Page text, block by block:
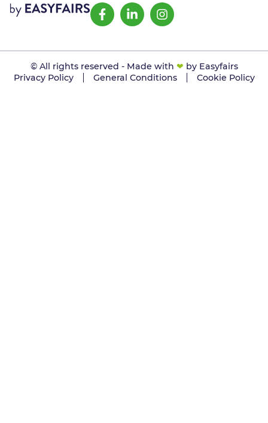
© All rights reserved - Made with ❤ by Easyfairs
Privacy Policy
General Conditions Cookie Policy